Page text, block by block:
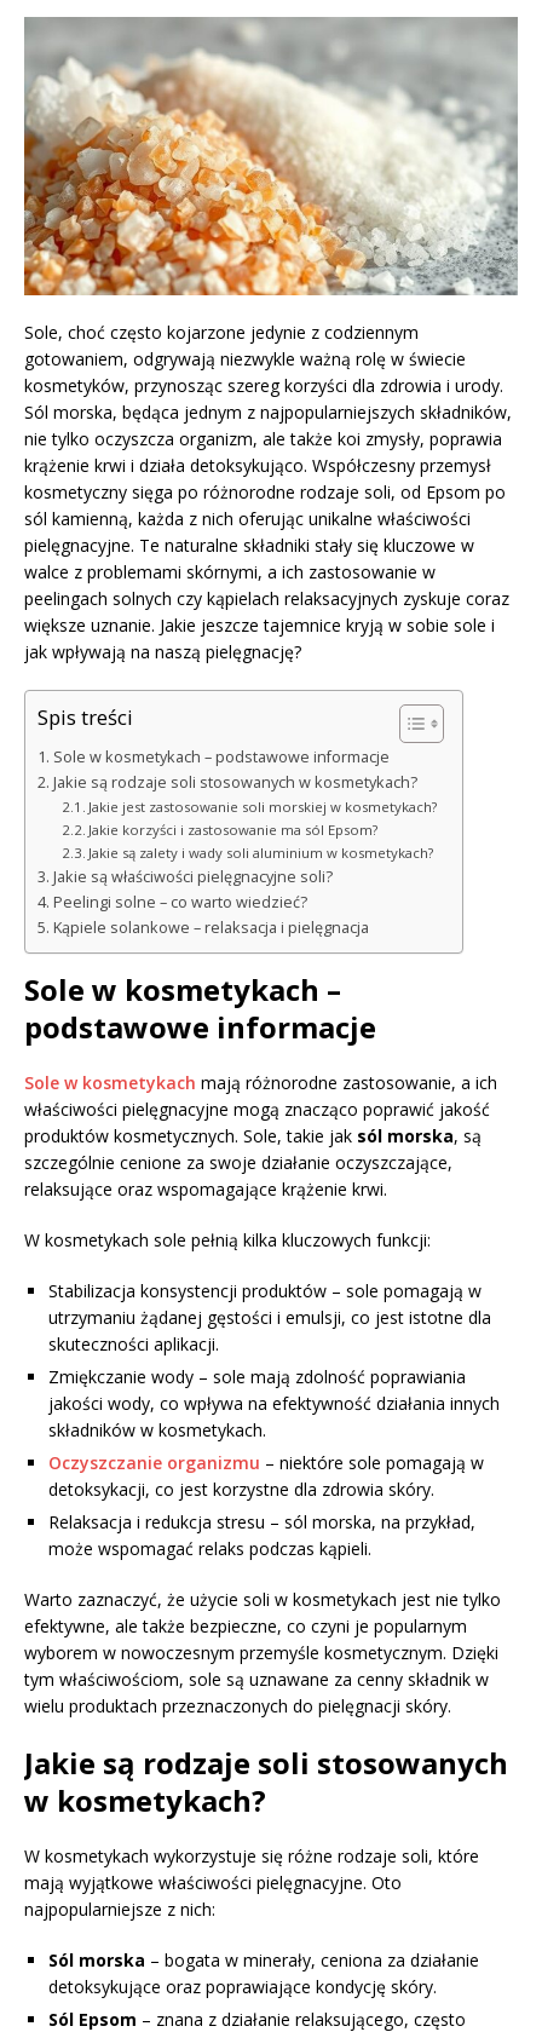
Sole, choć często kojarzone jedynie z codziennym
gotowaniem, odgrywają niezwykle ważną rolę w świecie
kosmetyków, przynosząc szereg korzyści dla zdrowia i urody.
Sól morska, będąca jednym z najpopularniejszych składników,
nie tylko oczyszcza organizm, ale także koi zmysły, poprawia
krążenie krwi i działa detoksykująco. Współczesny przemysł
kosmetyczny sięga po różnorodne rodzaje soli, od Epsom po
sól kamienną, każda z nich oferując unikalne właściwości
pielęgnacyjne. Te naturalne składniki stały się kluczowe w
walce z problemami skórnymi, a ich zastosowanie w
peelingach solnych czy kąpielach relaksacyjnych zyskuje coraz
większe uznanie. Jakie jeszcze tajemnice kryją w sobie sole i
jak wpływają na naszą pielęgnację?
Spis treści
Sole w kosmetykach – podstawowe informacje
Jakie są rodzaje soli stosowanych w kosmetykach?
Jakie jest zastosowanie soli morskiej w kosmetykach?
Jakie korzyści i zastosowanie ma sól Epsom?
Jakie są zalety i wady soli aluminium w kosmetykach?
Jakie są właściwości pielęgnacyjne soli?
Peelingi solne – co warto wiedzieć?
Kąpiele solankowe – relaksacja i pielęgnacja
Sole w kosmetykach –
podstawowe informacje
Sole w kosmetykach mają różnorodne zastosowanie, a ich
właściwości pielęgnacyjne mogą znacząco poprawić jakość
produktów kosmetycznych. Sole, takie jak sól morska, są
szczególnie cenione za swoje działanie oczyszczające,
relaksujące oraz wspomagające krążenie krwi.
W kosmetykach sole pełnią kilka kluczowych funkcji:
Stabilizacja konsystencji produktów – sole pomagają w
utrzymaniu żądanej gęstości i emulsji, co jest istotne dla
skuteczności aplikacji.
Zmiękczanie wody – sole mają zdolność poprawiania
jakości wody, co wpływa na efektywność działania innych
składników w kosmetykach.
Oczyszczanie organizmu – niektóre sole pomagają w
detoksykacji, co jest korzystne dla zdrowia skóry.
Relaksacja i redukcja stresu – sól morska, na przykład,
może wspomagać relaks podczas kąpieli.
Warto zaznaczyć, że użycie soli w kosmetykach jest nie tylko
efektywne, ale także bezpieczne, co czyni je popularnym
wyborem w nowoczesnym przemyśle kosmetycznym. Dzięki
tym właściwościom, sole są uznawane za cenny składnik w
wielu produktach przeznaczonych do pielęgnacji skóry.
Jakie są rodzaje soli stosowanych
w kosmetykach?
W kosmetykach wykorzystuje się różne rodzaje soli, które
mają wyjątkowe właściwości pielęgnacyjne. Oto
najpopularniejsze z nich:
Sól morska – bogata w minerały, ceniona za działanie
detoksykujące oraz poprawiające kondycję skóry.
Sól Epsom – znana z działanie relaksującego, często